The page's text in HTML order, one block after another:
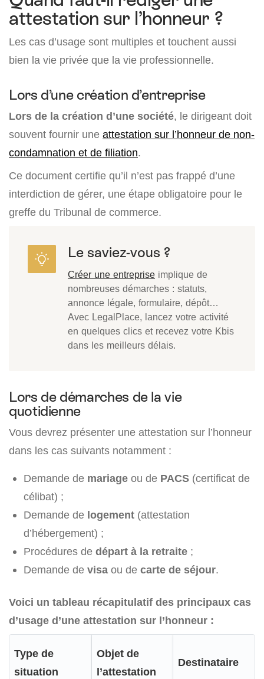
attestation sur l’honneur ?
Les cas d’usage sont multiples et touchent aussi
bien la vie privée que la vie professionnelle.
Lors d’une création d’entreprise
Lors de la création d’une société, le dirigeant doit
souvent fournir une attestation sur l’honneur de non-
condamnation et de filiation.
Ce document certifie qu’il n’est pas frappé d’une
interdiction de gérer, une étape obligatoire pour le
greffe du Tribunal de commerce.
Le saviez-vous ?
Créer une entreprise implique de
nombreuses démarches : statuts,
annonce légale, formulaire, dépôt…
Avec LegalPlace, lancez votre activité
en quelques clics et recevez votre Kbis
dans les meilleurs délais.
Lors de démarches de la vie
quotidienne
Vous devrez présenter une attestation sur l’honneur
dans les cas suivants notamment :
Demande de mariage ou de PACS (certificat de
célibat) ;
Demande de logement (attestation
d’hébergement) ;
Procédures de départ à la retraite ;
Demande de visa ou de carte de séjour.
Voici un tableau récapitulatif des principaux cas
d’usage d’une attestation sur l’honneur :
Type de
situation
Objet de
l’attestation
Destinataire